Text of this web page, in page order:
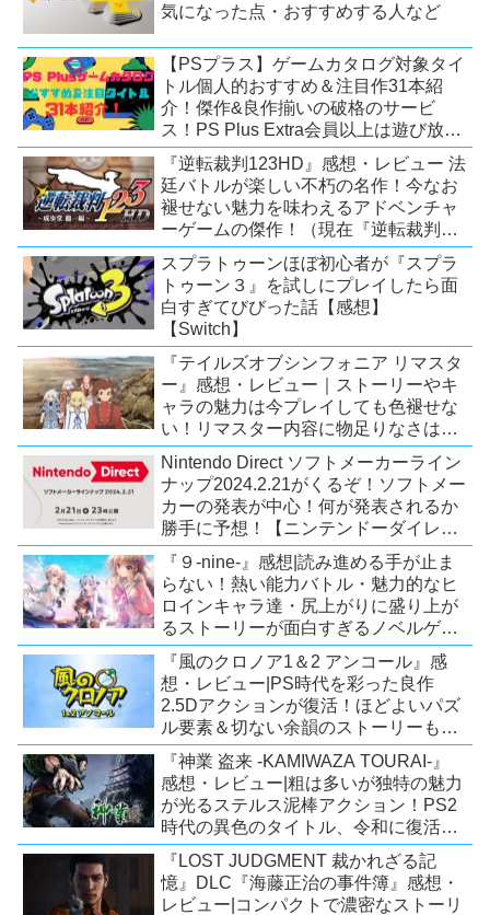
気になった点・おすすめする人など
【PSプラス】ゲームカタログ対象タイ
トル個人的おすすめ＆注目作31本紹
介！傑作&良作揃いの破格のサービ
ス！PS Plus Extra会員以上は遊び放
題！【2026年7月時点】【PS5/PS4】
『逆転裁判123HD』感想・レビュー 法
廷バトルが楽しい不朽の名作！今なお
褪せない魅力を味わえるアドベンチャ
ーゲームの傑作！（現在『逆転裁判
123 成歩堂セレクション』が配信中）
スプラトゥーンほぼ初心者が『スプラ
トゥーン３』を試しにプレイしたら面
白すぎてびびった話【感想】
【Switch】
『テイルズオブシンフォニア リマスタ
ー』感想・レビュー｜ストーリーやキ
ャラの魅力は今プレイしても色褪せな
い！リマスター内容に物足りなさはあ
るが、プレイする価値のあるシリーズ
の人気作【Switch/PS4/Xone】
Nintendo Direct ソフトメーカーライン
ナップ2024.2.21がくるぞ！ソフトメー
カーの発表が中心！何が発表されるか
勝手に予想！【ニンテンドーダイレク
ト予想】
『９-nine-』感想|読み進める手が止ま
らない！熱い能力バトル・魅力的なヒ
ロインキャラ達・尻上がりに盛り上が
るストーリーが面白すぎるノベルゲ
ー！【PC/Steam/Switch/PS4】
『風のクロノア1＆2 アンコール』感
想・レビュー|PS時代を彩った良作
2.5Dアクションが復活！ほどよいパズ
ル要素＆切ない余韻のストーリーも魅
力！【Switch/PS5/PS4/Xbox
X|S/Xone/PC】
『神業 盗来 -KAMIWAZA TOURAI-』
感想・レビュー|粗は多いが独特の魅力
が光るステルス泥棒アクション！PS2
時代の異色のタイトル、令和に復活！
【Switch/PS4/Steam】
『LOST JUDGMENT 裁かれざる記
憶』DLC『海藤正治の事件簿』感想・
レビュー|コンパクトで濃密なストーリ